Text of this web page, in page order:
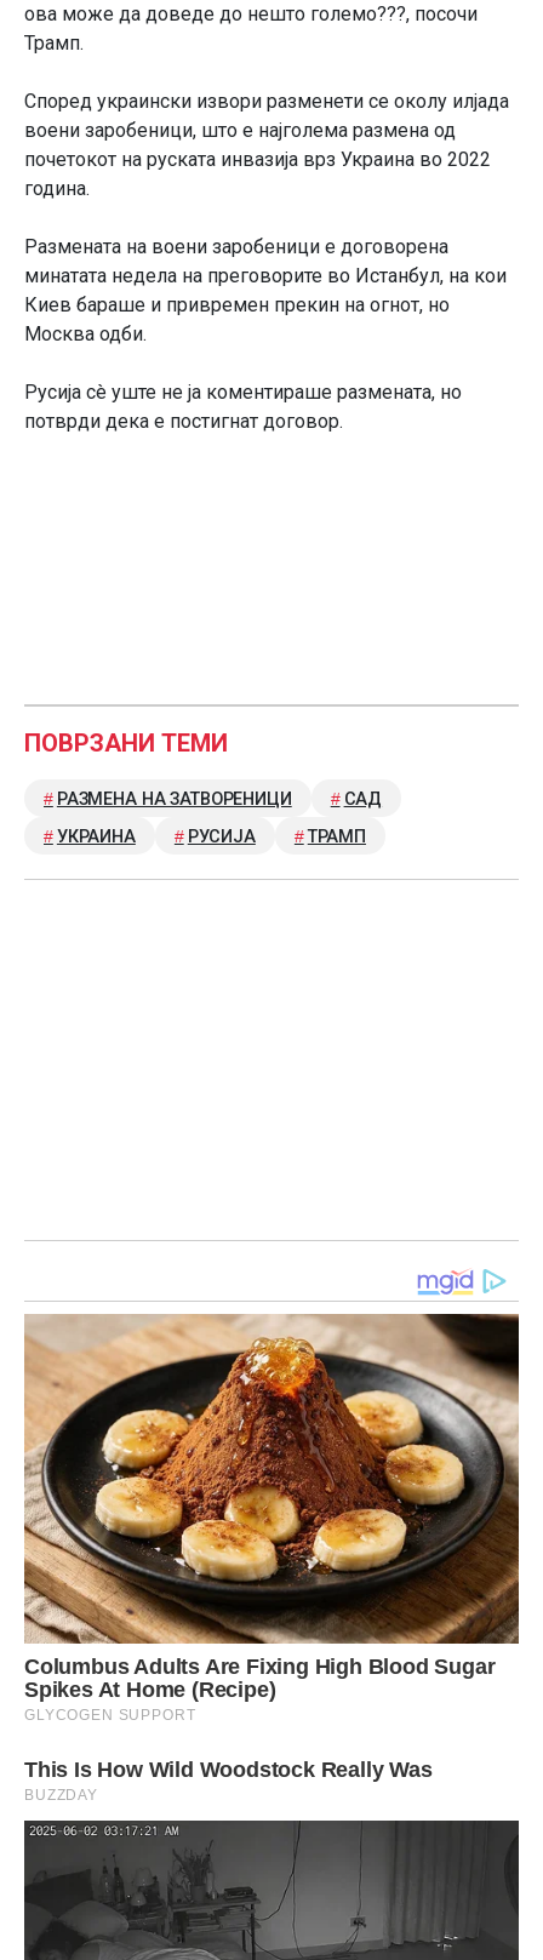
ова може да доведе до нешто големо???, посочи
Трамп.
Според украински извори разменети се околу илјада
воени заробеници, што е најголема размена од
почетокот на руската инвазија врз Украина во 2022
година.
Размената на воени заробеници е договорена
минатата недела на преговорите во Истанбул, на кои
Киев бараше и привремен прекин на огнот, но
Москва одби.
Русија сè уште не ја коментираше размената, но
потврди дека е постигнат договор.
ПОВРЗАНИ ТЕМИ
РАЗМЕНА НА ЗАТВОРЕНИЦИ
САД
УКРАИНА
РУСИЈА ТРАМП